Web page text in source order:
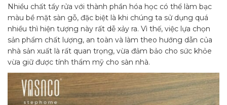
Nhiều chất tẩy rửa với thành phần hóa học có thể làm bạc
màu bề mặt sàn gỗ, đặc biệt là khi chúng ta sử dụng quá
nhiều thì hiện tượng này rất dễ xảy ra. Vì thế, việc lựa chọn
sản phẩm chất lượng, an toàn và làm theo hướng dẫn của
nhà sản xuất là rất quan trọng, vừa đảm bảo cho sức khỏe
vừa giữ được tính thẩm mỹ cho sàn nhà.